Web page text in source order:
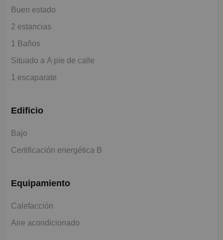
Buen estado
2 estancias
1 Baños
Situado a A pie de calle
1 escaparate
Edificio
Bajo
Certificación energética B
Equipamiento
Calefacción
Aire acondicionado